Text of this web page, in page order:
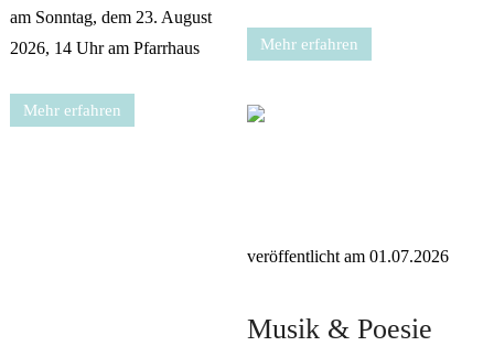
am Sonntag, dem 23. August
2026, 14 Uhr am Pfarrhaus
Mehr erfahren
Mehr erfahren
veröffentlicht am 01.07.2026
Musik & Poesie